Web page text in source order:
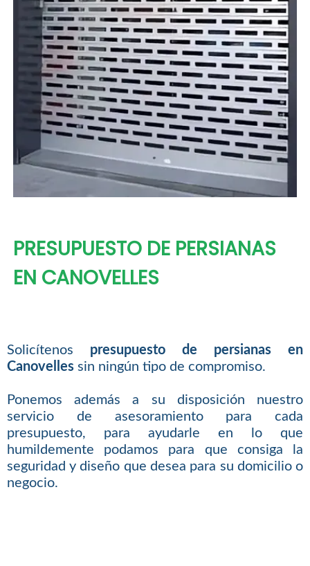
PRESUPUESTO DE PERSIANAS
EN CANOVELLES
Solicítenos presupuesto de persianas en
Canovellessin ningún tipo de compromiso.
Ponemos además a su disposición nuestro
servicio de asesoramiento para cada
presupuesto, para ayudarle en lo que
humildemente podamos para que consiga la
seguridad y diseño que desea para su domicilio o
negocio.